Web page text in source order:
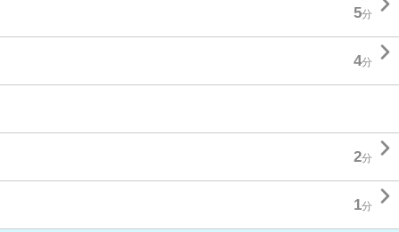
5分
4分 
2分 
1分 